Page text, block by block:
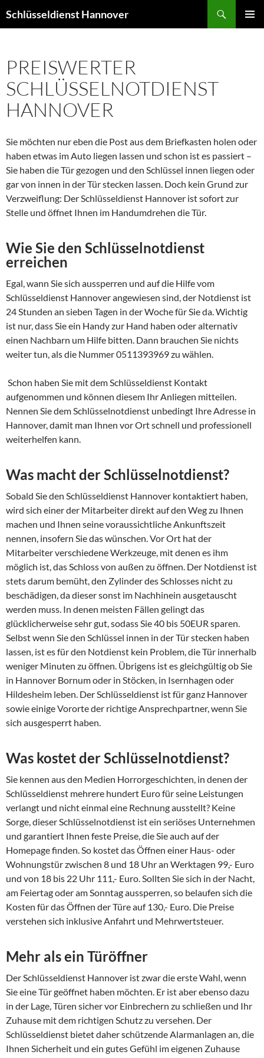
Inhalt
Schlüsseldienst Hannover
PREISWERTER
SCHLÜSSELNOTDIENST
HANNOVER
Sie möchten nur eben die Post aus dem Briefkasten holen oder
haben etwas im Auto liegen lassen und schon ist es passiert –
Sie haben die Tür gezogen und den Schlüssel innen liegen oder
gar von innen in der Tür stecken lassen. Doch kein Grund zur
Verzweiflung: Der Schlüsseldienst Hannover ist sofort zur
Stelle und öffnet Ihnen im Handumdrehen die Tür.
Wie Sie den Schlüsselnotdienst
erreichen
Egal, wann Sie sich aussperren und auf die Hilfe vom
Schlüsseldienst Hannover angewiesen sind, der Notdienst ist
24 Stunden an sieben Tagen in der Woche für Sie da. Wichtig
ist nur, dass Sie ein Handy zur Hand haben oder alternativ
einen Nachbarn um Hilfe bitten. Dann brauchen Sie nichts
weiter tun, als die Nummer 0511393969 zu wählen.
Schon haben Sie mit dem Schlüsseldienst Kontakt
aufgenommen und können diesem Ihr Anliegen mitteilen.
Nennen Sie dem Schlüsselnotdienst unbedingt Ihre Adresse in
Hannover, damit man Ihnen vor Ort schnell und professionell
weiterhelfen kann.
Was macht der Schlüsselnotdienst?
Sobald Sie den Schlüsseldienst Hannover kontaktiert haben,
wird sich einer der Mitarbeiter direkt auf den Weg zu Ihnen
machen und Ihnen seine voraussichtliche Ankunftszeit
nennen, insofern Sie das wünschen. Vor Ort hat der
Mitarbeiter verschiedene Werkzeuge, mit denen es ihm
möglich ist, das Schloss von außen zu öffnen. Der Notdienst ist
stets darum bemüht, den Zylinder des Schlosses nicht zu
beschädigen, da dieser sonst im Nachhinein ausgetauscht
werden muss. In denen meisten Fällen gelingt das
glücklicherweise sehr gut, sodass Sie 40 bis 50EUR sparen.
Selbst wenn Sie den Schlüssel innen in der Tür stecken haben
lassen, ist es für den Notdienst kein Problem, die Tür innerhalb
weniger Minuten zu öffnen. Übrigens ist es gleichgültig ob Sie
in Hannover Bornum oder in Stöcken, in Isernhagen oder
Hildesheim leben. Der Schlüsseldienst ist für ganz Hannover
sowie einige Vororte der richtige Ansprechpartner, wenn Sie
sich ausgesperrt haben.
Was kostet der Schlüsselnotdienst?
Sie kennen aus den Medien Horrorgeschichten, in denen der
Schlüsseldienst mehrere hundert Euro für seine Leistungen
verlangt und nicht einmal eine Rechnung ausstellt? Keine
Sorge, dieser Schlüsselnotdienst ist ein seriöses Unternehmen
und garantiert Ihnen feste Preise, die Sie auch auf der
Homepage finden. So kostet das Öffnen einer Haus- oder
Wohnungstür zwischen 8 und 18 Uhr an Werktagen 99,- Euro
und von 18 bis 22 Uhr 111,- Euro. Sollten Sie sich in der Nacht,
am Feiertag oder am Sonntag aussperren, so belaufen sich die
Kosten für das Öffnen der Türe auf 130,- Euro. Die Preise
verstehen sich inklusive Anfahrt und Mehrwertsteuer.
Mehr als ein Türöffner
Der Schlüsseldienst Hannover ist zwar die erste Wahl, wenn
Sie eine Tür geöffnet haben möchten. Er ist aber ebenso dazu
in der Lage, Türen sicher vor Einbrechern zu schließen und Ihr
Zuhause mit dem richtigen Schutz zu versehen. Der
Schlüsseldienst bietet daher schützende Alarmanlagen an, die
Ihnen Sicherheit und ein gutes Gefühl im eigenen Zuhause